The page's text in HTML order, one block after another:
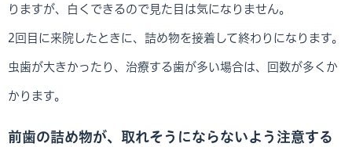
りますが、白くできるので見た目は気になりません。
2回目に来院したときに、詰め物を接着して終わりになります。
虫歯が大きかったり、治療する歯が多い場合は、回数が多くか
かります。
前歯の詰め物が、取れそうにならないよう注意する